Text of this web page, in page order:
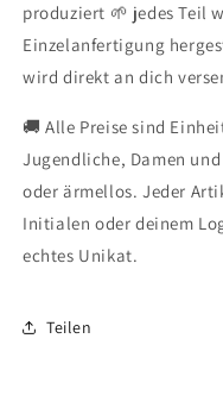
produziert 🌱 jedes Teil
Einzelanfertigung
wird direkt an dich
🚚 Alle Preise sind
Jugendliche, Damen
oder ärmellos. Jeder
Initialen oder deinem
echtes Unikat.
Teilen